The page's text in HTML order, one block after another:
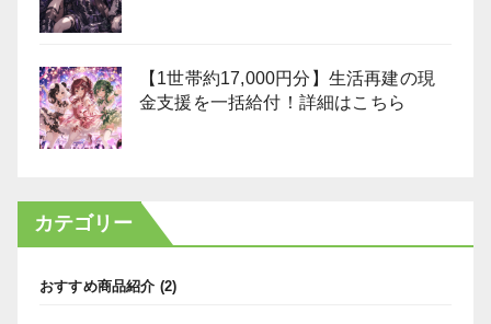
【1世帯約17,000円分】生活再建の現
金支援を一括給付！詳細はこちら
カテゴリー
おすすめ商品紹介 (2)